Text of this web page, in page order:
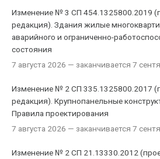
Изменение № 3 СП 454.1325800.2019
редакция). Здания жилые
аварийного и ограниченно-
состояния
7 августа 2026 — заканчивается 7
Изменение № 2 СП 335.1325800.2017
редакция). Крупнопанельные
Правила проектирования
7 августа 2026 — заканчивается 7
Изменение № 2 СП 21.13330.2012